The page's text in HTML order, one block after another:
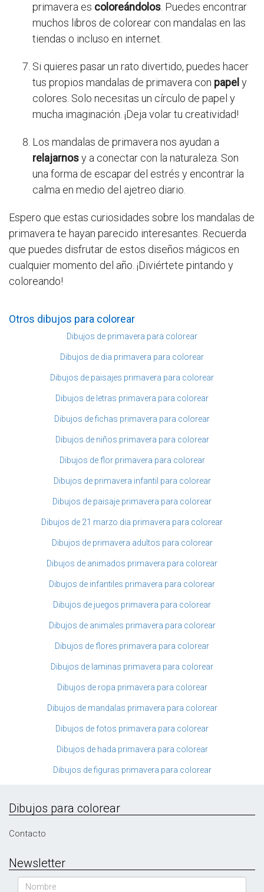
primavera es coloreándolos. Puedes encontrar
muchos libros de colorear con mandalas en las
tiendas o incluso en internet.
Si quieres pasar un rato divertido, puedes hacer
tus propios mandalas de primavera con papel y
colores. Solo necesitas un círculo de papel y
mucha imaginación. ¡Deja volar tu creatividad!
Los mandalas de primavera nos ayudan a
relajarnosy a conectar con la naturaleza. Son
una forma de escapar del estrés y encontrar la
calma en medio del ajetreo diario.
Espero que estas curiosidades sobre los mandalas de
primavera te hayan parecido interesantes. Recuerda
que puedes disfrutar de estos diseños mágicos en
cualquier momento del año. ¡Diviértete pintando y
coloreando!
Otros dibujos para colorear
Dibujos de primavera para colorear
Dibujos de dia primavera para colorear
Dibujos de paisajes primavera para colorear
Dibujos de letras primavera para colorear
Dibujos de fichas primavera para colorear
Dibujos de niños primavera para colorear
Dibujos de flor primavera para colorear
Dibujos de primavera infantil para colorear
Dibujos de paisaje primavera para colorear
Dibujos de 21 marzo dia primavera para colorear
Dibujos de primavera adultos para colorear
Dibujos de animados primavera para colorear
Dibujos de infantiles primavera para colorear
Dibujos de juegos primavera para colorear
Dibujos de animales primavera para colorear
Dibujos de flores primavera para colorear
Dibujos de laminas primavera para colorear
Dibujos de ropa primavera para colorear
Dibujos de mandalas primavera para colorear
Dibujos de fotos primavera para colorear
Dibujos de hada primavera para colorear
Dibujos de figuras primavera para colorear
Dibujos para colorear
Contacto
Newsletter
Nombre